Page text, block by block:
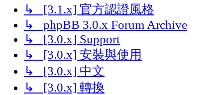
↳ [3.1.x] 官方認證風格
↳ phpBB 3.0.x Forum Archive
↳ [3.0.x] Support
↳ [3.0.x] 安裝與使用
↳ [3.0.x] 中文
↳ [3.0.x] 轉換